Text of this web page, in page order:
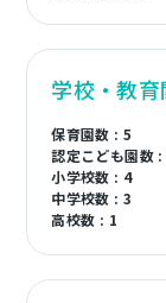
学校・教
保育園数 : 5
認定こども園数
小学校数 : 4
中学校数 : 3
高校数 : 1